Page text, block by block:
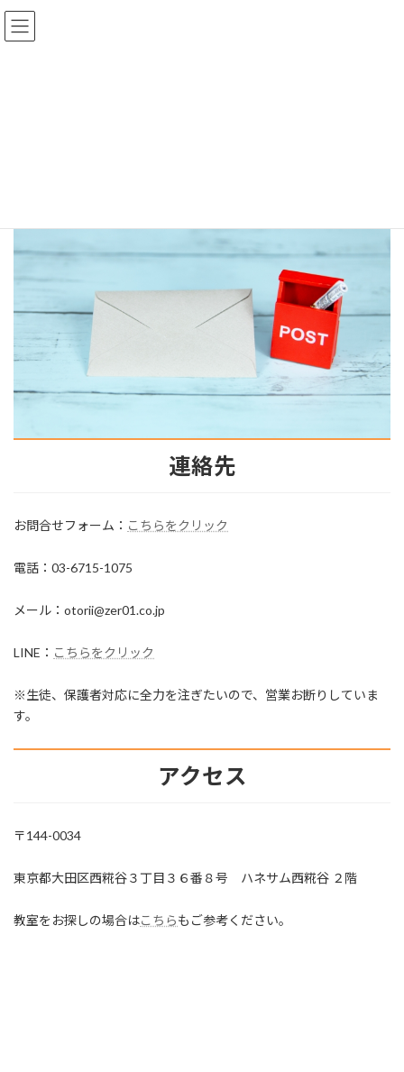
コ
ン
テ
ナ
ビ
ゲ
連絡先
お問合せフォーム： こちらをクリック
電話：03-6715-1075
メール：otorii@zer01.co.jp
LINE： こちらをクリック
※生徒、保護者対応に全力を注ぎたいので、営業お断りしていま
す。
アクセス
〒144-0034
東京都大田区西糀谷３丁目３６番８号 ハネサム西糀谷 ２階
教室をお探しの場合はこちらもご参考ください。